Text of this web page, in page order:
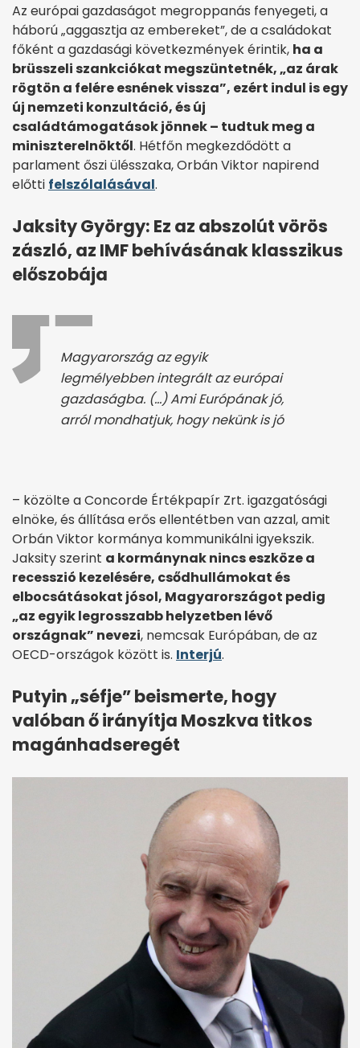
Az európai gazdaságot megroppanás fenyegeti, a
háború „aggasztja az embereket”, de a családokat
főként a gazdasági következmények érintik, ha a
brüsszeli szankciókat megszüntetnék, „az árak
rögtön a felére esnének vissza”, ezért indul is egy
új nemzeti konzultáció, és új
családtámogatások jönnek – tudtuk meg a
miniszterelnöktől. Hétfőn megkezdődött a
parlament őszi ülésszaka, Orbán Viktor napirend
előtti felszólalásával.
Jaksity György: Ez az abszolút vörös
zászló, az IMF behívásának klasszikus
előszobája
Magyarország az egyik
legmélyebben integrált az európai
gazdaságba. (…) Ami Európának jó,
arról mondhatjuk, hogy nekünk is jó
– közölte a Concorde Értékpapír Zrt. igazgatósági
elnöke, és állítása erős ellentétben van azzal, amit
Orbán Viktor kormánya kommunikálni igyekszik.
Jaksity szerint a kormánynak nincs eszköze a
recesszió kezelésére, csődhullámokat és
elbocsátásokat jósol, Magyarországot pedig
„az egyik legrosszabb helyzetben lévő
országnak” nevezi, nemcsak Európában, de az
OECD-országok között is. Interjú.
Putyin „séfje” beismerte, hogy
valóban ő irányítja Moszkva titkos
magánhadseregét